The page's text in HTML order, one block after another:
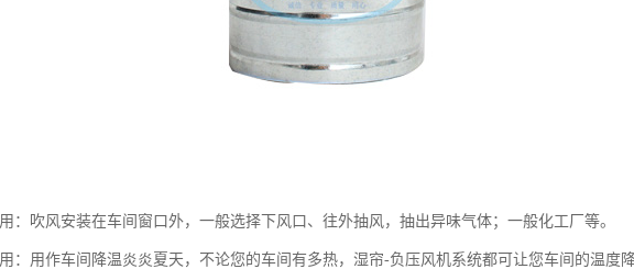
：吹风安装在车间窗口外，一般选择下风口、往外抽风，抽出异味气体；一般化工厂等。
：用作车间降温炎炎夏天，不论您的车间有多热，湿帘-负压风机系统都可让您车间的温度